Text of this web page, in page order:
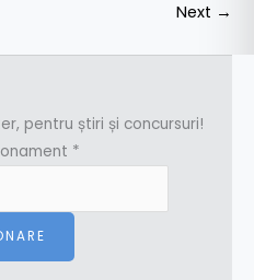
Next →
pentru știri și concursuri!
*